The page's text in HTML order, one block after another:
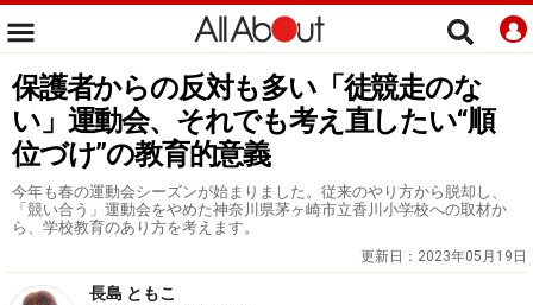
保護者からの反対も多い「徒競走のな
い」運動会、それでも考え直したい“順
位づけ”の教育的意義
今年も春の運動会シーズンが始まりました。従来のやり方から脱却し、
「競い合う」運動会をやめた神奈川県茅ヶ崎市立香川小学校への取材か
ら、学校教育のあり方を考えます。
更新日： 2023年05月19日
長島 ともこ